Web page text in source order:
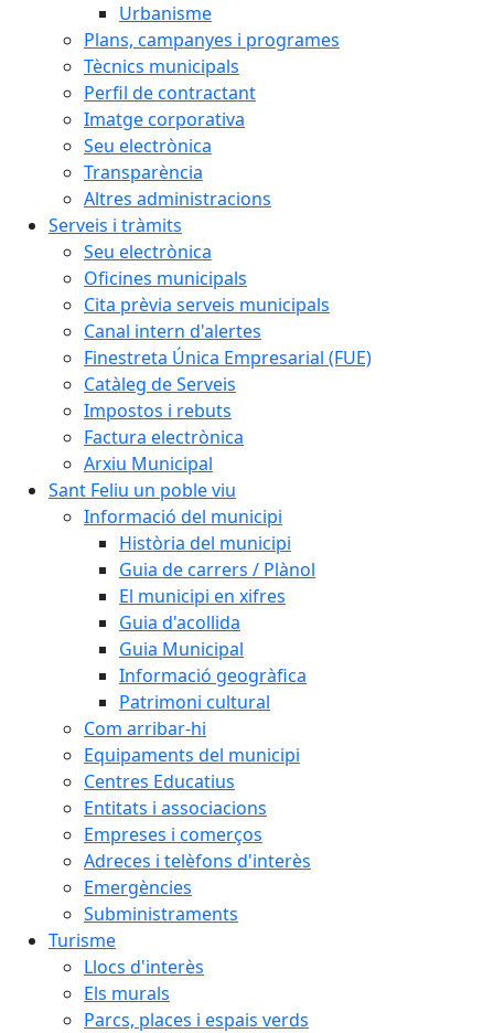
Urbanisme
Plans, campanyes i programes
Tècnics municipals
Perfil de contractant
Imatge corporativa
Seu electrònica
Transparència
Altres administracions
Serveis i tràmits
Seu electrònica
Oficines municipals
Cita prèvia serveis municipals
Canal intern d'alertes
Finestreta Única Empresarial (FUE)
Catàleg de Serveis
Impostos i rebuts
Factura electrònica
Arxiu Municipal
Sant Feliu un poble viu
Informació del municipi
Història del municipi
Guia de carrers / Plànol
El municipi en xifres
Guia d'acollida
Guia Municipal
Informació geogràfica
Patrimoni cultural
Com arribar-hi
Equipaments del municipi
Centres Educatius
Entitats i associacions
Empreses i comerços
Adreces i telèfons d'interès
Emergències
Subministraments
Turisme
Llocs d'interès
Els murals
Parcs, places i espais verds